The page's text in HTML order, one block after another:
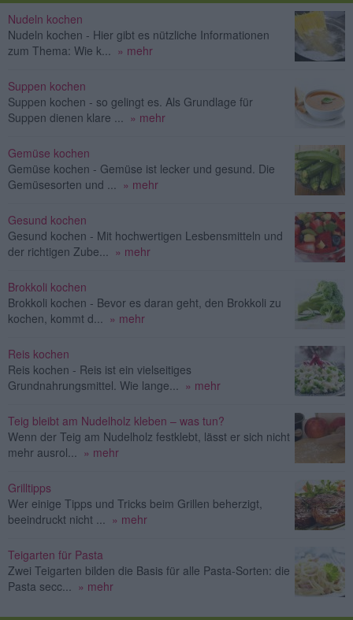
Nudeln kochen
Nudeln kochen - Hier gibt es nützliche Informationen
zum Thema: Wie k... » mehr
Suppen kochen
Suppen kochen - so gelingt es. Als Grundlage für
Suppen dienen klare ... » mehr
Gemüse kochen
Gemüse kochen - Gemüse ist lecker und gesund. Die
Gemüsesorten und ... » mehr
Gesund kochen
Gesund kochen - Mit hochwertigen Lesbensmitteln und
der richtigen Zube... » mehr
Brokkoli kochen
Brokkoli kochen - Bevor es daran geht, den Brokkoli zu
kochen, kommt d... » mehr
Reis kochen
Reis kochen - Reis ist ein vielseitiges
Grundnahrungsmittel. Wie lange... » mehr
Teig bleibt am Nudelholz kleben – was tun?
Wenn der Teig am Nudelholz festklebt, lässt er sich nicht
mehr ausrol... » mehr
Grilltipps
Wer einige Tipps und Tricks beim Grillen beherzigt,
beeindruckt nicht ... » mehr
Teigarten für Pasta
Zwei Teigarten bilden die Basis für alle Pasta-Sorten: die
Pasta secc... » mehr